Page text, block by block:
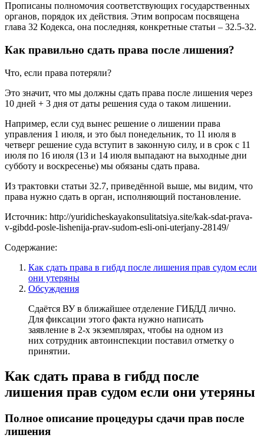
Прописаны полномочия соответствующих государственных
органов, порядок их действия. Этим вопросам посвящена
глава 32 Кодекса, она последняя, конкретные статьи – 32.5-32.
Как правильно сдать права после лишения?
Что, если права потеряли?
Это значит, что мы должны сдать права после лишения через
10 дней + 3 дня от даты решения суда о таком лишении.
Например, если суд вынес решение о лишении права
управления 1 июля, и это был понедельник, то 11 июля в
четверг решение суда вступит в законную силу, и в срок с 11
июля по 16 июля (13 и 14 июля выпадают на выходные дни
субботу и воскресенье) мы обязаны сдать права.
Из трактовки статьи 32.7, приведённой выше, мы видим, что
права нужно сдать в орган, исполняющий постановление.
Источник: http://yuridicheskayakonsulitatsiya.site/kak-sdat-prava-
v-gibdd-posle-lishenija-prav-sudom-esli-oni-uterjany-28149/
Содержание:
Как сдать права в гибдд после лишения прав судом если
они утеряны
Обсуждения
Сдаётся ВУ в ближайшее отделение ГИБДД лично.
Для фиксации этого факта нужно написать
заявление в 2-х экземплярах, чтобы на одном из
них сотрудник автоинспекции поставил отметку о
принятии.
Как сдать права в гибдд после
лишения прав судом если они утеряны
Полное описание процедуры сдачи прав после
лишения